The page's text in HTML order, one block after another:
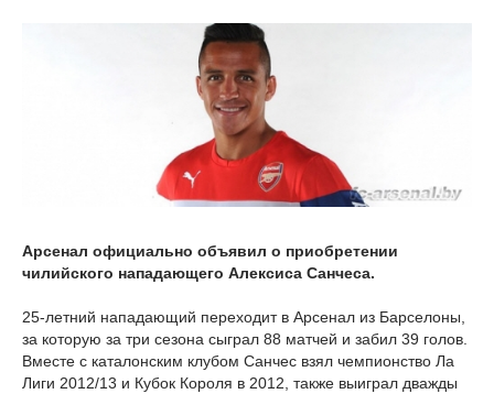
Арсенал официально объявил о приобретении
чилийского нападающего Алексиса Санчеса.
25-летний нападающий переходит в Арсенал из Барселоны,
за которую за три сезона сыграл 88 матчей и забил 39 голов.
Вместе с каталонским клубом Санчес взял чемпионство Ла
Лиги 2012/13 и Кубок Короля в 2012, также выиграл дважды